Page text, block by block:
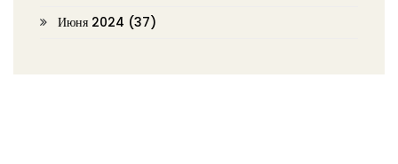
Июня 2024 (37)